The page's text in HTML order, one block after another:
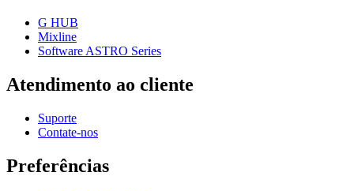
G HUB
Mixline
Software ASTRO Series
Atendimento ao cliente
Suporte
Contate-nos
Preferências